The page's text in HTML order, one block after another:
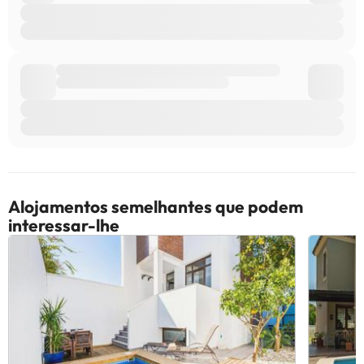
Alojamentos semelhantes que podem
interessar-lhe